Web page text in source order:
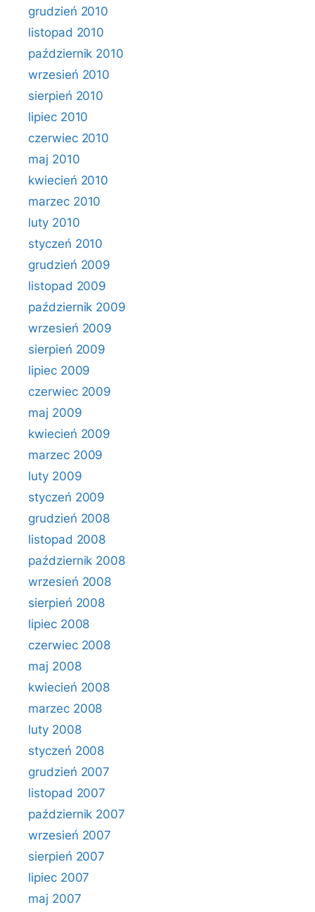
grudzień 2010
listopad 2010
październik 2010
wrzesień 2010
sierpień 2010
lipiec 2010
czerwiec 2010
maj 2010
kwiecień 2010
marzec 2010
luty 2010
styczeń 2010
grudzień 2009
listopad 2009
październik 2009
wrzesień 2009
sierpień 2009
lipiec 2009
czerwiec 2009
maj 2009
kwiecień 2009
marzec 2009
luty 2009
styczeń 2009
grudzień 2008
listopad 2008
październik 2008
wrzesień 2008
sierpień 2008
lipiec 2008
czerwiec 2008
maj 2008
kwiecień 2008
marzec 2008
luty 2008
styczeń 2008
grudzień 2007
listopad 2007
październik 2007
wrzesień 2007
sierpień 2007
lipiec 2007
maj 2007